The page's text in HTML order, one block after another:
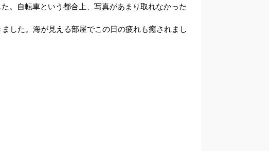
。自転車という都合上、写真があまり取れなかった
した。海が見える部屋でこの日の疲れも癒されまし